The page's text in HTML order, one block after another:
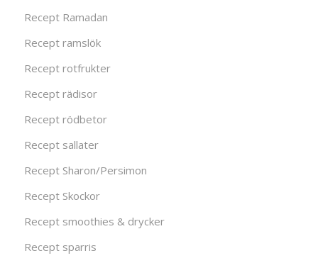
Recept Ramadan
Recept ramslök
Recept rotfrukter
Recept rädisor
Recept rödbetor
Recept sallater
Recept Sharon/Persimon
Recept Skockor
Recept smoothies & drycker
Recept sparris